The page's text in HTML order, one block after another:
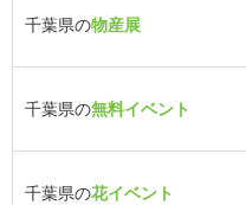
千葉県の物産展
千葉県の無料イベント
千葉県の花イベント